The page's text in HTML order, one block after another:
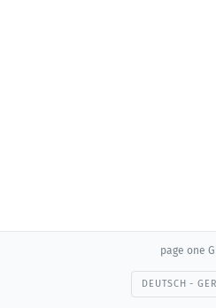
page one
DEUTSCH -